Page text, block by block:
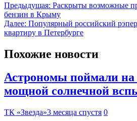
Предыдущая: Раскрыты возможные
бензин в Крыму
Далее: Популярный российский
квартиру в Петербурге
Похожие новости
Астрономы поймали
мощной солнечной
ТК «Звезда»3 месяца спустя 0